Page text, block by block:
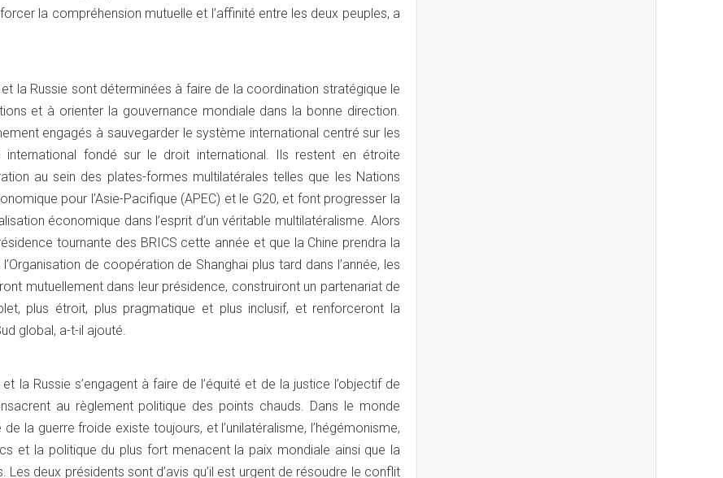
la compréhension mutuelle et l’affinité entre les deux peuples, a
et la Russie sont déterminées à faire de la coordination stratégique le
et à orienter la gouvernance mondiale dans la bonne direction.
engagés à sauvegarder le système international centré sur les
international fondé sur le droit international. Ils restent en étroite
au sein des plates-formes multilatérales telles que les Nations
pour l’Asie-Pacifique (APEC) et le G20, et font progresser la
économique dans l’esprit d’un véritable multilatéralisme. Alors
tournante des BRICS cette année et que la Chine prendra la
de coopération de Shanghai plus tard dans l’année, les
mutuellement dans leur présidence, construiront un partenariat de
plus étroit, plus pragmatique et plus inclusif, et renforceront la
global, a-t-il ajouté.
la Russie s’engagent à faire de l’équité et de la justice l’objectif de
au règlement politique des points chauds. Dans le monde
de la guerre froide existe toujours, et l’unilatéralisme, l’hégémonisme,
et la politique du plus fort menacent la paix mondiale ainsi que la
Les deux présidents sont d’avis qu’il est urgent de résoudre le conflit